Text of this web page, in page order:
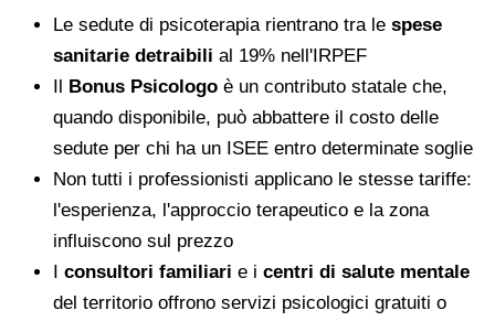
Le sedute di psicoterapia rientrano tra le spese
sanitarie detraibili al 19% nell'IRPEF
Il Bonus Psicologo è un contributo statale che,
quando disponibile, può abbattere il costo delle
sedute per chi ha un ISEE entro determinate soglie
Non tutti i professionisti applicano le stesse tariffe:
l'esperienza, l'approccio terapeutico e la zona
influiscono sul prezzo
I consultori familiari e i centri di salute mentale
del territorio offrono servizi psicologici gratuiti o